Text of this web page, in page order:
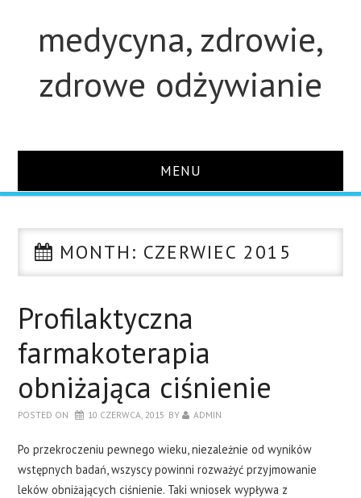
medycyna, zdrowie,
zdrowe odżywianie
MENU
STUDIA
KONTAKT
MONTH: CZERWIEC 2015
Profilaktyczna
farmakoterapia
obniżająca ciśnienie
POSTED ON 10 CZERWCA, 2015 BY ADMIN
Po przekroczeniu pewnego wieku, niezależnie od wyników
wstępnych badań, wszyscy powinni rozważyć przyjmowanie
leków obniżających ciśnienie. Taki wniosek wypływa z